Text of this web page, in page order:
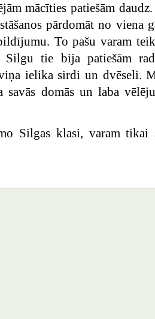
mācīties patiešām
pārdomāt no viena
To pašu varam
Silgu tie bija patiešām
ielika sirdi un dvēseli.
savās domās un laba
Silgas klasi, varam